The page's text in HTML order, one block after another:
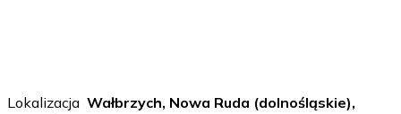
Lokalizacja Wałbrzych, Nowa Ruda (dolnośląskie),